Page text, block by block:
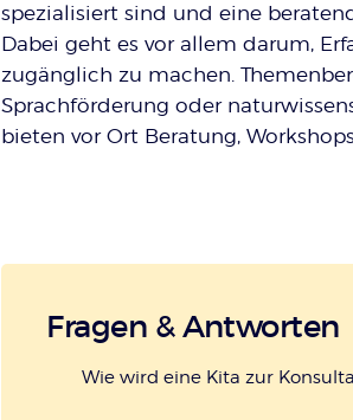
spezialisiert sind und eine
Dabei geht es vor allem darum,
zugänglich zu machen.
Sprachförderung oder
bieten vor Ort Beratung,
Fragen & Antworten
Wie wird eine Kita zur